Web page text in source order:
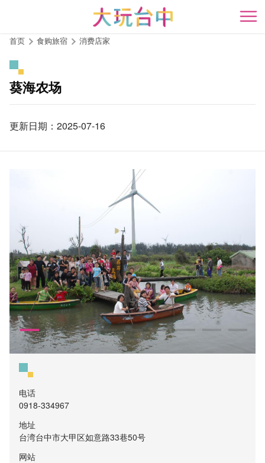
开
首页 食购旅宿 消费店家
葵海农场
更新日期：2025-07-16
电话
0918-334967
地址
台湾台中市大甲区如意路33巷50号
网站